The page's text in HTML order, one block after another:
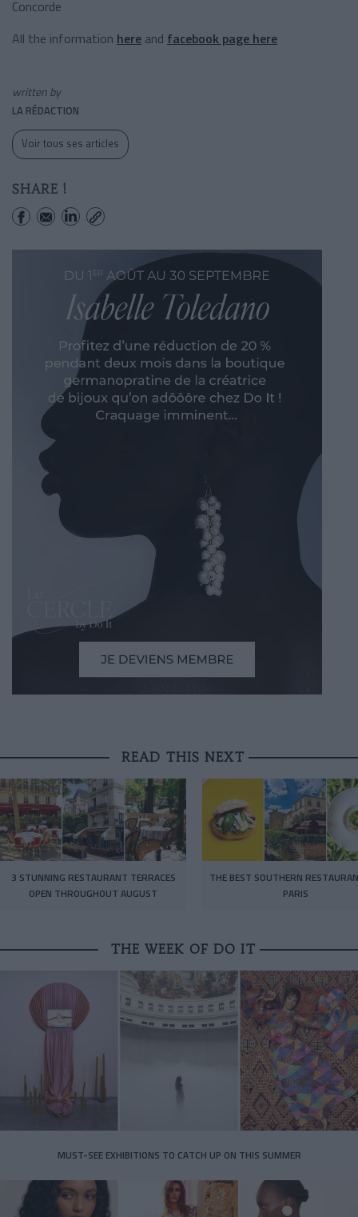
Concorde
All the information here and facebook page here
written by
LA RÉDACTION
Voir tous ses articles
SHARE !
READ THIS NEXT
3 STUNNING RESTAURANT TERRACES
OPEN THROUGHOUT AUGUST
THE BEST SOUTHERN
PARIS
THE WEEK OF DO IT
MUST-SEE EXHIBITIONS TO CATCH UP ON THIS SUMMER